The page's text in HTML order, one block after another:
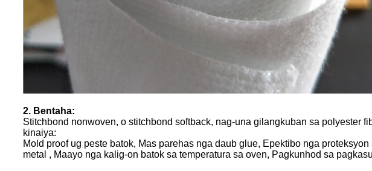
2. Bentaha:
Stitchbond nonwoven, o stitchbond softback, nag-una gilangkuban sa polyester
kinaiya:
Mold proof ug peste batok, Mas parehas nga daub glue, Epektibo nga
metal , Maayo nga kalig-on batok sa temperatura sa oven, Pagkunhod sa